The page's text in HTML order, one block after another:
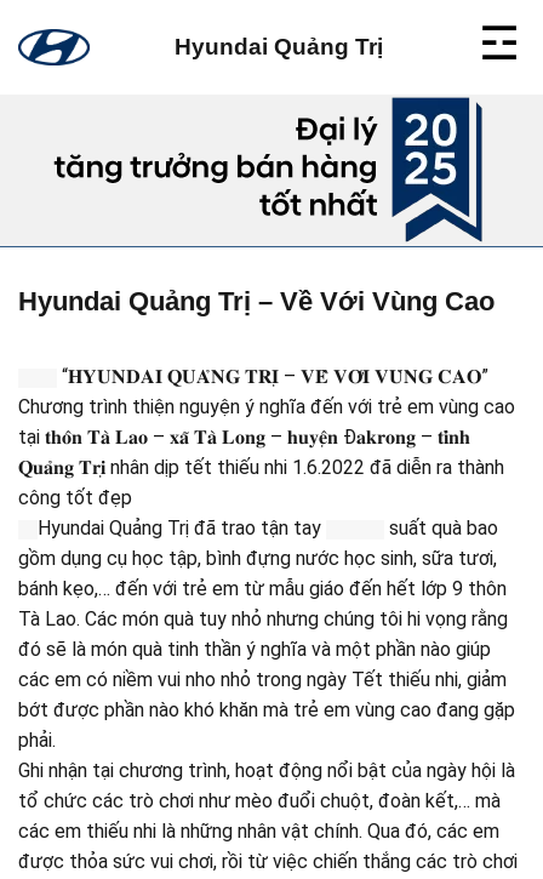
Hyundai Quảng Trị
Hyundai Quảng Trị – Về Với Vùng Cao
“𝐇𝐘𝐔𝐍𝐃𝐀𝐈 𝐐𝐔𝐀̉𝐍𝐆 𝐓𝐑𝐈̣ – 𝐕𝐄̂̀ 𝐕𝐎̛́𝐈 𝐕𝐔̀𝐍𝐆 𝐂𝐀𝐎”
Chương trình thiện nguyện ý nghĩa đến với trẻ em vùng cao
tại 𝐭𝐡𝐨̂𝐧 𝐓𝐚̀ 𝐋𝐚𝐨 – 𝐱𝐚̃ 𝐓𝐚̀ 𝐋𝐨𝐧𝐠 – 𝐡𝐮𝐲𝐞̣̂𝐧 Đ𝐚𝐤𝐫𝐨𝐧𝐠 – 𝐭𝐢̉𝐧𝐡
𝐐𝐮𝐚̉𝐧𝐠 𝐓𝐫𝐢̣ nhân dịp tết thiếu nhi 1.6.2022 đã diễn ra thành
công tốt đẹp
Hyundai Quảng Trị đã trao tận tay
suất quà bao
gồm dụng cụ học tập, bình đựng nước học sinh, sữa tươi,
bánh kẹo,… đến với trẻ em từ mẫu giáo đến hết lớp 9 thôn
Tà Lao. Các món quà tuy nhỏ nhưng chúng tôi hi vọng rằng
đó sẽ là món quà tinh thần ý nghĩa và một phần nào giúp
các em có niềm vui nho nhỏ trong ngày Tết thiếu nhi, giảm
bớt được phần nào khó khăn mà trẻ em vùng cao đang gặp
phải.
Ghi nhận tại chương trình, hoạt động nổi bật của ngày hội là
tổ chức các trò chơi như mèo đuổi chuột, đoàn kết,… mà
các em thiếu nhi là những nhân vật chính. Qua đó, các em
được thỏa sức vui chơi, rồi từ việc chiến thắng các trò chơi